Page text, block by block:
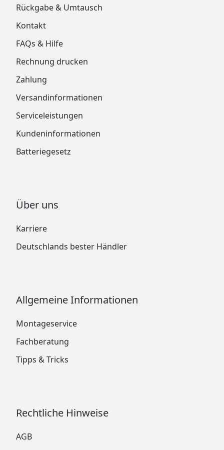
Rückgabe & Umtausch
Kontakt
FAQs & Hilfe
Rechnung drucken
Zahlung
Versandinformationen
Serviceleistungen
Kundeninformationen
Batteriegesetz
Über uns
Karriere
Deutschlands bester Händler
Allgemeine Informationen
Montageservice
Fachberatung
Tipps & Tricks
Rechtliche Hinweise
AGB